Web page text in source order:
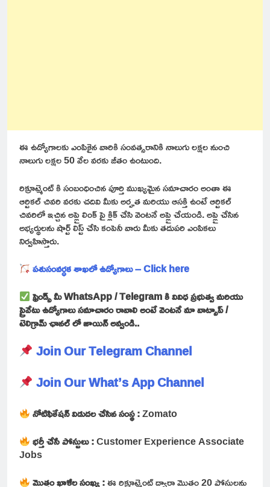
ఈ ఉద్యోగాలకు ఎంపికైన వారికి సంవత్సరానికి నాలుగు లక్షల నుంచి
నాలుగు లక్షల 50 వేల వరకు జీతం ఉంటుంది.
రిక్రూట్మెంట్ కి సంబంధించిన పూర్తి ముఖ్యమైన సమాచారం అంతా ఈ
ఆర్టికల్ చివరి వరకు చదివి మీకు అర్హత మరియు ఆసక్తి ఉంటే ఆర్టికల్
చివరిలో ఇచ్చిన అప్లై లింక్ పై క్లిక్ చేసి వెంటనే అప్లై చేయండి. అప్లై చేసిన
అభ్యర్థులను షార్ట్ లిస్ట్ చేసి కంపెనీ వారు మీకు తదుపరి ఎంపికలు
నిర్వహిస్తారు.
పశుసంవర్ధక శాఖలో ఉద్యోగాలు – Click here
ఫ్రెండ్స్ మీ WhatsApp / Telegram కి వివిధ ప్రభుత్వ మరియు
ప్రైవేటు ఉద్యోగాలు సమాచారం రావాలి అంటే వెంటనే మా వాట్సాప్ /
టెలిగ్రామ్ ఛానల్ లో జాయిన్ అవ్వండి..
Join Our Telegram Channel
Join Our What’s App Channel
నోటిఫికేషన్ విడుదల చేసిన సంస్థ :Zomato
భర్తీ చేసే పోస్టులు :Customer Experience Associate
Jobs
మొత్తం ఖాళీల సంఖ్య :ఈ రిక్రూట్మెంట్ ద్వారా మొత్తం 20 పోస్టులను